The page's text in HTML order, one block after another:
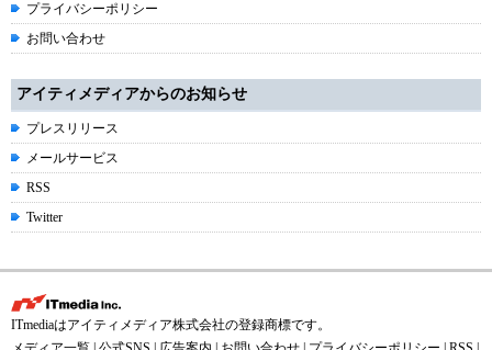
プライバシーポリシー
お問い合わせ
アイティメディアからのお知らせ
プレスリリース
メールサービス
RSS
Twitter
ITmediaはアイティメディア株式会社の登録商標です。